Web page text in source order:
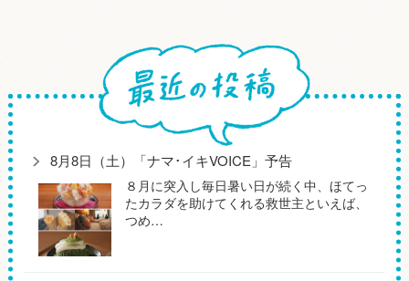
8月8日（土）「ナマ･イキVOICE」予告
８月に突入し毎日暑い日が続く中、ほてっ
たカラダを助けてくれる救世主といえば、
つめ…